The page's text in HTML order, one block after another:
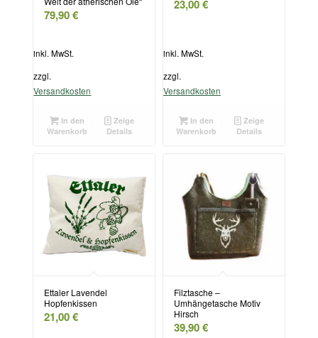
79,90€
inkl. MwSt.
zzgl.
Versandkosten
In den
Warenkorb
Zeige
Details
23,00€
inkl. MwSt.
zzgl.
Versandkosten
In den
Warenkorb
Zeige
Details
Ettaler Lavendel
Hopfenkissen
21,00€
Filztasche –
Umhängetasche Motiv
Hirsch
39,90€